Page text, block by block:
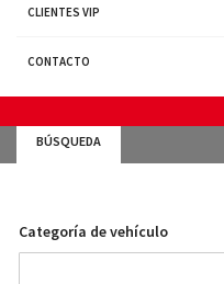
CLIENTES VIP
CONTACTO
Eslovaquia.
Actualmente tenemos
BÚSQUEDA
Categoría de vehículo